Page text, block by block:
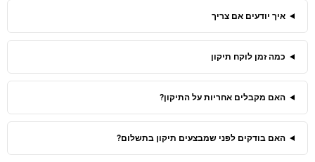
איך יודעים אם צריך
כמה זמן לוקח תיקון
האם מקבלים אחריות על התיקון?
האם בודקים לפני שמבצעים תיקון בתשלום?